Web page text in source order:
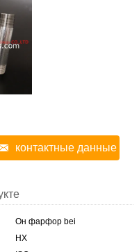
контактные данные
Он фарфор bei
HX